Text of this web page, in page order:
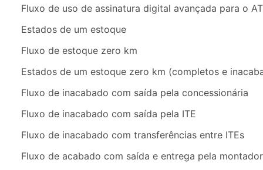
Fluxo de uso de assinatura digital avançada para o
Estados de um estoque
Fluxo de estoque zero km
Estados de um estoque zero km (completos e
Fluxo de inacabado com saída pela concessionária
Fluxo de inacabado com saída pela ITE
Fluxo de inacabado com transferências entre ITEs
Fluxo de acabado com saída e entrega pela